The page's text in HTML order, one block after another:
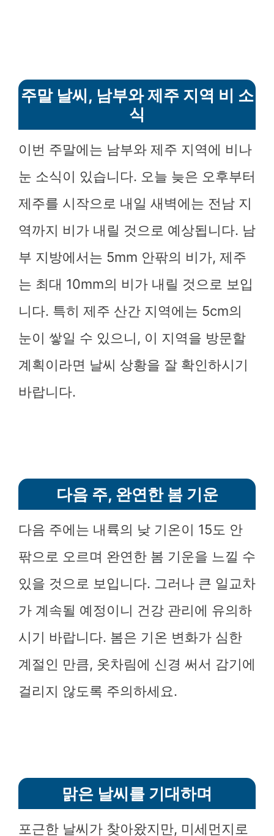
주말 날씨, 남부와 제주 지역 비 소
식
이번 주말에는 남부와 제주 지역에 비나
눈 소식이 있습니다. 오늘 늦은 오후부터
제주를 시작으로 내일 새벽에는 전남 지
역까지 비가 내릴 것으로 예상됩니다. 남
부 지방에서는 5mm 안팎의 비가, 제주
는 최대 10mm의 비가 내릴 것으로 보입
니다. 특히 제주 산간 지역에는 5cm의
눈이 쌓일 수 있으니, 이 지역을 방문할
계획이라면 날씨 상황을 잘 확인하시기
바랍니다.
다음 주, 완연한 봄 기운
다음 주에는 내륙의 낮 기온이 15도 안
팎으로 오르며 완연한 봄 기운을 느낄 수
있을 것으로 보입니다. 그러나 큰 일교차
가 계속될 예정이니 건강 관리에 유의하
시기 바랍니다. 봄은 기온 변화가 심한
계절인 만큼, 옷차림에 신경 써서 감기에
걸리지 않도록 주의하세요.
맑은 날씨를 기대하며
포근한 날씨가 찾아왔지만, 미세먼지로